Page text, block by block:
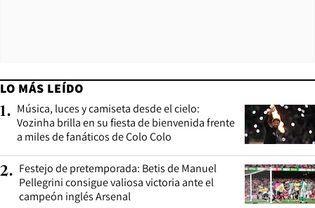
LO MÁS LEÍDO
1. Música, luces y camiseta desde el cielo:
Vozinha brilla en su fiesta de bienvenida frente
a miles de fanáticos de Colo Colo
2. Festejo de pretemporada: Betis de Manuel
Pellegrini consigue valiosa victoria ante el
campeón inglés Arsenal